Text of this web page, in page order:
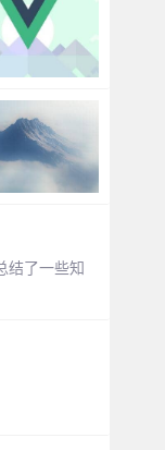
结了一些知